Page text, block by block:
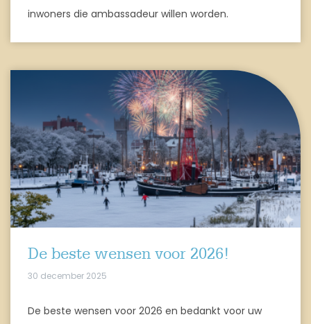
inwoners die ambassadeur willen worden.
De beste wensen voor 2026!
30 december 2025
De beste wensen voor 2026 en bedankt voor uw